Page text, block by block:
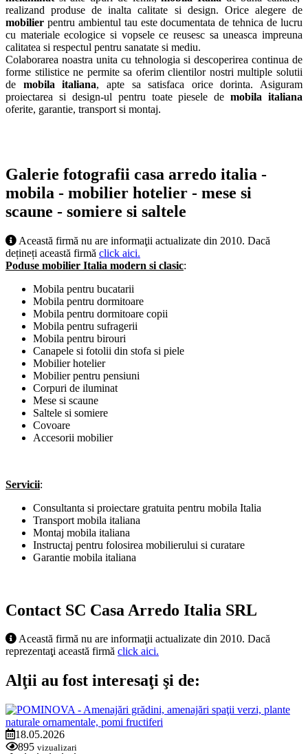
realizand produse de inalta calitate si design. Orice alegere de
mobilier pentru ambientul tau este documentata de tehnica de lucru
cu materiale ecologice si vopsele ce reusesc sa uneasca impreuna
calitatea si respectul pentru sanatate si mediu.
Colaborarea noastra unita cu tehnologia si descoperirea continua de
forme stilistice ne permite sa oferim clientilor nostri multiple solutii
de mobila italiana, apte sa satisfaca orice dorinta. Asiguram
proiectarea si design-ul pentru toate piesele demobila italiana
oferite, garantie, transport si montaj.
Galerie fotografii casa arredo italia -
mobila - mobilier hotelier - mese si
scaune - somiere si saltele
Această firmă nu are informaţii actualizate din 2010. Dacă
dețineți această firmă click aici.
Poduse mobilier Italia modern si clasic:
Mobila pentru bucatarii
Mobila pentru dormitoare
Mobila pentru dormitoare copii
Mobila pentru sufragerii
Mobila pentru birouri
Canapele si fotolii din stofa si piele
Mobilier hotelier
Mobilier pentru pensiuni
Corpuri de iluminat
Mese si scaune
Saltele si somiere
Covoare
Accesorii mobilier
Servicii:
Consultanta si proiectare gratuita pentru mobila Italia
Transport mobila italiana
Montaj mobila italiana
Instructaj pentru folosirea mobilierului si curatare
Garantie mobila italiana
Contact SC Casa Arredo Italia SRL
Această firmă nu are informaţii actualizate din 2010. Dacă
reprezentaţi această firmă click aici.
Alţii au fost interesaţi şi de:
18.05.2026
895 vizualizari